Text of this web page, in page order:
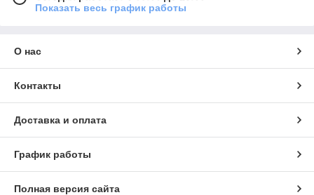
Показать весь график работы
О нас
Контакты
Доставка и оплата
График работы
Полная версия сайта